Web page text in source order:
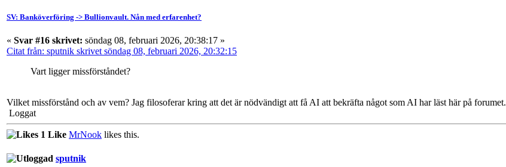
SV: Banköverföring -> Bullionvault. Nån med erfarenhet?
« Svar #16 skrivet: söndag 08, februari 2026, 20:38:17 »
Citat från: sputnik skrivet söndag 08, februari 2026, 20:32:15
Vart ligger missförståndet?
Vilket missförstånd och av vem? Jag filosoferar kring att det är nödvändigt att få AI att bekräfta något som AI har läst här på forumet.
Loggat
1 Like MrNook likes this.
sputnik